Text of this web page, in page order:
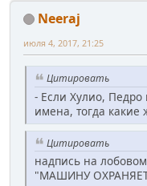
Neeraj
июля 4, 2017, 21:25
Цитировать
- Если Хулио, Педро
имена, тогда
Цитировать
надпись на
"МАШИНУ